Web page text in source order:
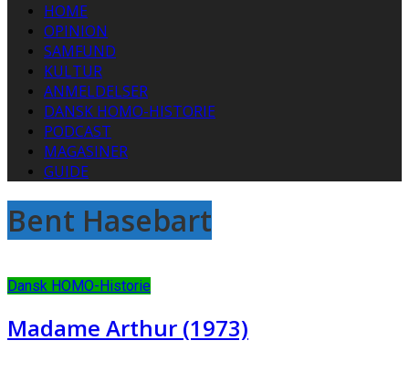
HOME
OPINION
SAMFUND
KULTUR
ANMELDELSER
DANSK HOMO-HISTORIE
PODCAST
MAGASINER
GUIDE
Bent Hasebart
Dansk HOMO-Historie
Madame Arthur (1973)